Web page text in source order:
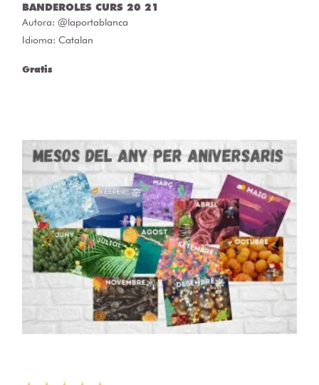
BANDEROLES CURS 20 21
Autora: @laportablanca
Idioma: Catalan
Gratis